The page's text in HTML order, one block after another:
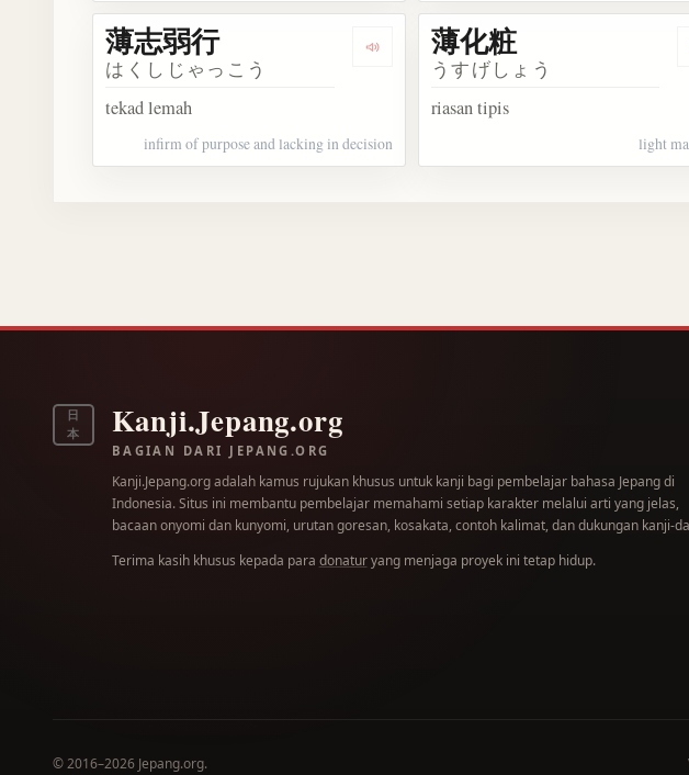
Dengarkan 薄志弱行
薄志弱行
はくしじゃっこう
tekad lemah
infirm of purpose and lacking in decision
薄化粧
うすげしょう
riasan tipis
light
日
本
Kanji.Jepang.org
BAGIAN DARI JEPANG.ORG
Kanji.Jepang.org adalah kamus rujukan khusus untuk kanji bagi pembelajar bahasa Jepang di
Indonesia. Situs ini membantu pembelajar memahami setiap karakter melalui arti yang jelas,
bacaan onyomi dan kunyomi, urutan goresan, kosakata, contoh kalimat, dan dukungan kanji-
Terima kasih khusus kepada para donaturyang menjaga proyek ini tetap hidup.
© 2016–2026 Jepang.org.